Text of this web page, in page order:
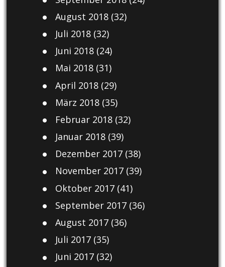
August 2018(32)
Juli 2018(32)
Juni 2018(24)
Mai 2018(31)
April 2018(29)
März 2018(35)
Februar 2018(32)
Januar 2018(39)
Dezember 2017(38)
November 2017(39)
Oktober 2017(41)
September 2017(36)
August 2017(36)
Juli 2017(35)
Juni 2017(32)